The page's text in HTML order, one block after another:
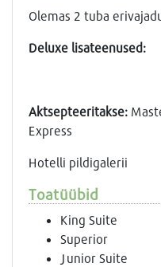
Olemas 2 tuba
Deluxe lisateenused:
Aktsepteeritakse:
Express
Hotelli pildigalerii
Toatüübid
King Suite
Superior
Junior Suite